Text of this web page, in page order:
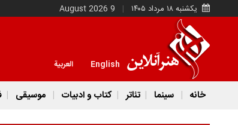
یکشنبه ۱۸ مرداد ۱۴۰۵ 9 August 2026
English العربية
خانه سینما تئاتر کتاب و ادبیات موسیقی